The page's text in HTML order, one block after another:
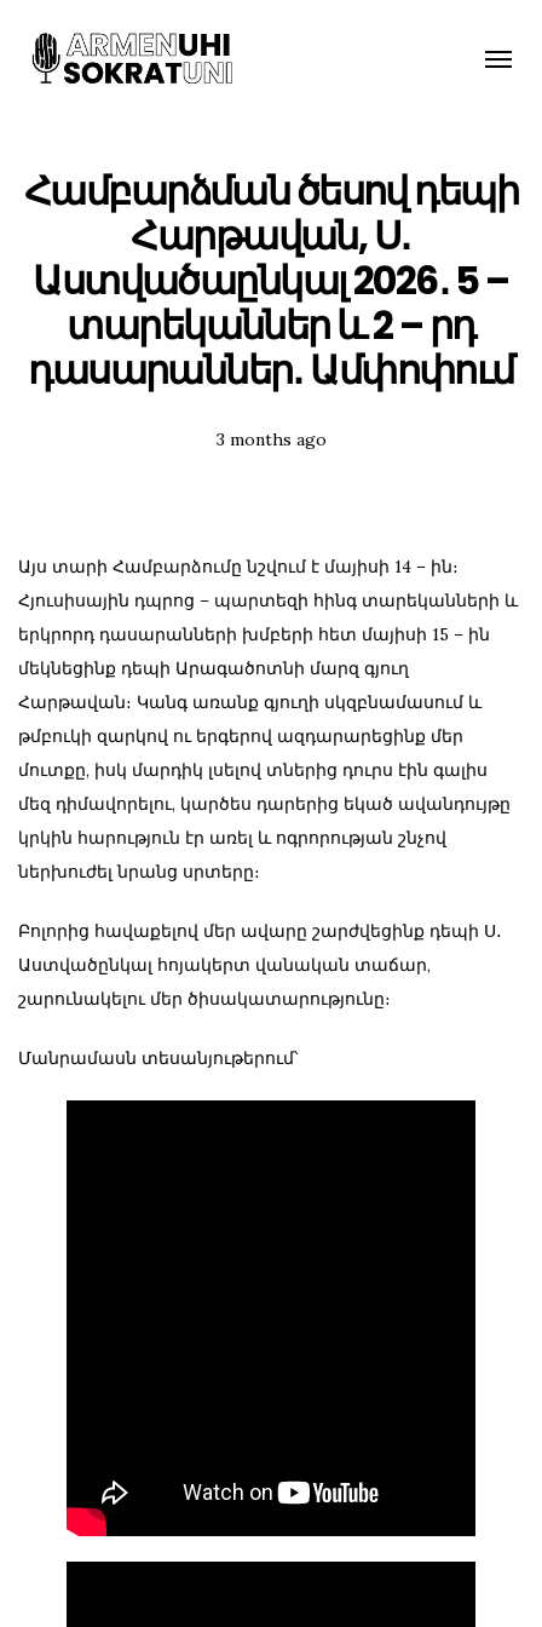
Toggle
Համբարձման ծեսով դեպի
Հարթավան, Ս․
Աստվածաընկալ 2026․ 5 –
տարեկաններ և 2 – րդ
դասարաններ․ Ամփոփում
Posted
3 months ago
Այս տարի Համբարձումը նշվում է մայիսի 14 – ին։
Հյուսիսային դպրոց – պարտեզի հինգ տարեկանների և
երկրորդ դասարանների խմբերի հետ մայիսի 15 – ին
մեկնեցինք դեպի Արագածոտնի մարզ գյուղ
Հարթավան։ Կանգ առանք գյուղի սկզբնամասում և
թմբուկի զարկով ու երգերով ազդարարեցինք մեր
մուտքը, իսկ մարդիկ լսելով տներից դուրս էին գալիս
մեզ դիմավորելու, կարծես դարերից եկած ավանդույթը
կրկին հարություն էր առել և ոգրորության շնչով
ներխուժել նրանց սրտերը։
Բոլորից հավաքելով մեր ավարը շարժվեցինք դեպի Ս․
Աստվածընկալ հոյակերտ վանական տաճար,
շարունակելու մեր ծիսակատարությունը։
Մանրամասն տեսանյութերում՝